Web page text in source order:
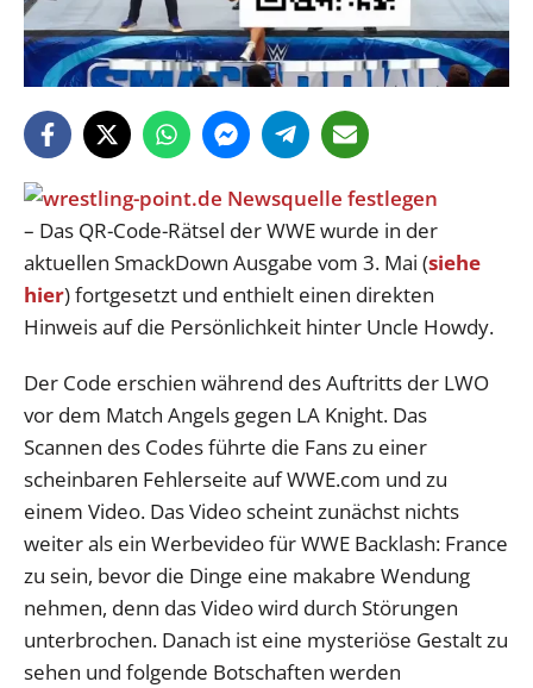
– Das QR-Code-Rätsel der WWE wurde in der
aktuellen SmackDown Ausgabe vom 3. Mai (siehe
hier) fortgesetzt und enthielt einen direkten
Hinweis auf die Persönlichkeit hinter Uncle Howdy.
Der Code erschien während des Auftritts der LWO
vor dem Match Angels gegen LA Knight. Das
Scannen des Codes führte die Fans zu einer
scheinbaren Fehlerseite auf WWE.com und zu
einem Video. Das Video scheint zunächst nichts
weiter als ein Werbevideo für WWE Backlash: France
zu sein, bevor die Dinge eine makabre Wendung
nehmen, denn das Video wird durch Störungen
unterbrochen. Danach ist eine mysteriöse Gestalt zu
sehen und folgende Botschaften werden